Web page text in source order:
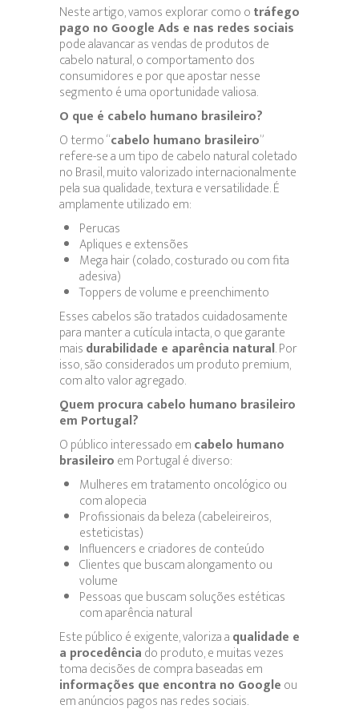
Neste artigo, vamos explorar como otráfego
pago no Google Ads e nas redes sociais
pode alavancar as vendas de produtos de
cabelo natural, o comportamento dos
consumidores e por que apostar nesse
segmento é uma oportunidade valiosa.
O que é cabelo humano brasileiro?
O termo “cabelo humano brasileiro”
refere-se a um tipo de cabelo natural coletado
no Brasil, muito valorizado internacionalmente
pela sua qualidade, textura e versatilidade. É
amplamente utilizado em:
Perucas
Apliques e extensões
Mega hair (colado, costurado ou com fita
adesiva)
Toppers de volume e preenchimento
Esses cabelos são tratados cuidadosamente
para manter a cutícula intacta, o que garante
maisdurabilidade e aparência natural. Por
isso, são considerados um produto premium,
com alto valor agregado.
Quem procura cabelo humano brasileiro
em Portugal?
O público interessado emcabelo humano
brasileiroem Portugal é diverso:
Mulheres em tratamento oncológico ou
com alopecia
Profissionais da beleza (cabeleireiros,
esteticistas)
Influencers e criadores de conteúdo
Clientes que buscam alongamento ou
volume
Pessoas que buscam soluções estéticas
com aparência natural
Este público é exigente, valoriza aqualidade e
a procedênciado produto, e muitas vezes
toma decisões de compra baseadas em
informações que encontra no Googleou
em anúncios pagos nas redes sociais.